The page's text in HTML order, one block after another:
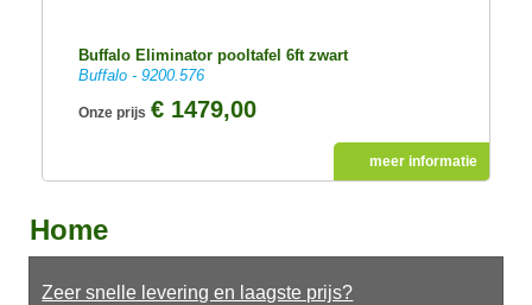
Buffalo Eliminator pooltafel 6ft zwart
Buffalo - 9200.576
Onze prijs € 1479,00
meer informatie
Home
Zeer snelle levering en laagste prijs?